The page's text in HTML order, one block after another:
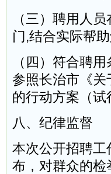
（三）聘用人
门,结合实际帮
（四）符合聘
参照长治市《关
的行动方案（
八、纪律监督
本次公开招聘
布，对群众的